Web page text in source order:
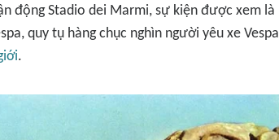
động Stadio dei Marmi, sự kiện được xem là
quy tụ hàng chục nghìn người yêu xe Vespa
.